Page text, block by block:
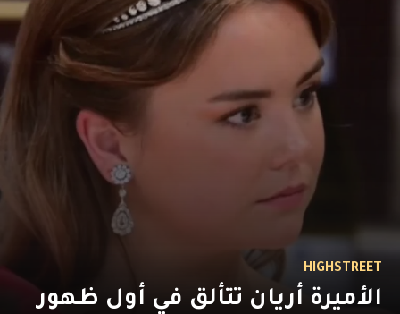
HIGHSTREET
الأميرة أريان تتألق في أول ظهور